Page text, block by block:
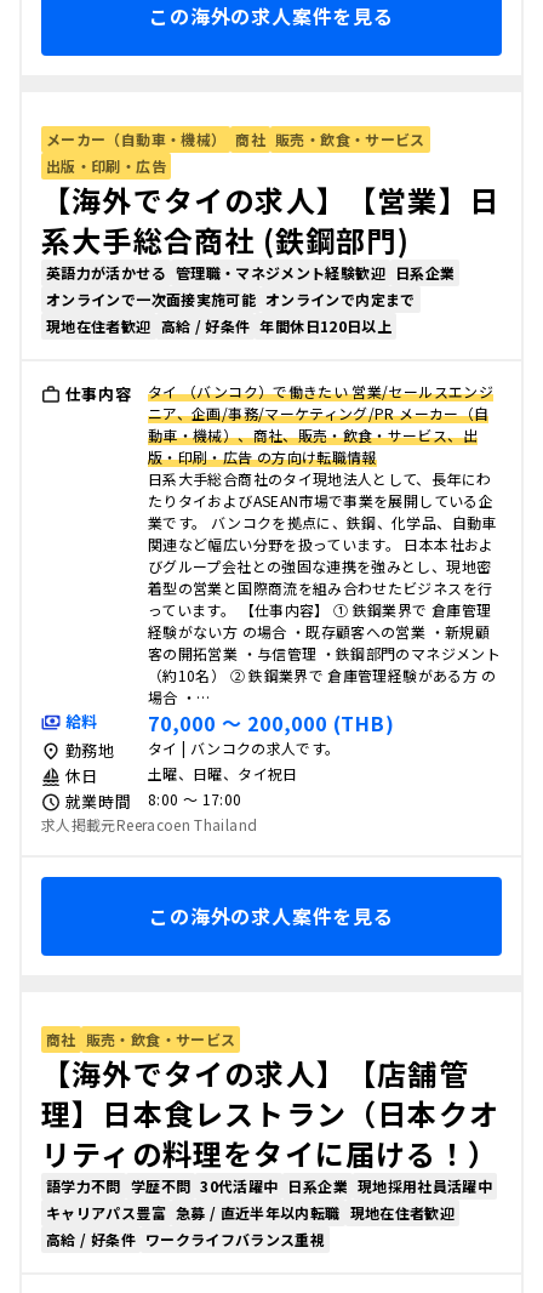
この海外の求人案件を見る
メーカー（自動車・機械） 商社 販売・飲食・サービス
出版・印刷・広告
【海外でタイの求人】【営業】日
系大手総合商社 (鉄鋼部門)
英語力が活かせる 管理職・マネジメント経験歓迎 日系企業
オンラインで一次面接実施可能 オンラインで内定まで
現地在住者歓迎 高給 / 好条件 年間休日120日以上
仕事内容
タイ （バンコク）で働きたい 営業/セールスエンジ
ニア、企画/事務/マーケティング/PR メーカー（自
動車・機械）、商社、販売・飲食・サービス、出
版・印刷・広告 の方向け転職情報
日系大手総合商社のタイ現地法人として、長年にわ
たりタイおよびASEAN市場で事業を展開している企
業です。 バンコクを拠点に、鉄鋼、化学品、自動車
関連など幅広い分野を扱っています。 日本本社およ
びグループ会社との強固な連携を強みとし、現地密
着型の営業と国際商流を組み合わせたビジネスを行
っています。 【仕事内容】 ① 鉄鋼業界で 倉庫管理
経験がない方 の場合 ・既存顧客への営業 ・新規顧
客の開拓営業 ・与信管理 ・鉄鋼部門のマネジメント
（約10名） ② 鉄鋼業界で 倉庫管理経験がある方 の
場合 ・…
給料 70,000 〜 200,000 (THB)
勤務地 タイ | バンコクの求人です。
休日 土曜、日曜、タイ祝日
就業時間
8:00 〜 17:00
求人掲載元Reeracoen Thailand
この海外の求人案件を見る
商社 販売・飲食・サービス
【海外でタイの求人】【店舗管
理】日本食レストラン（日本クオ
リティの料理をタイに届ける！）
語学力不問 学歴不問 30代活躍中 日系企業 現地採用社員活躍中
キャリアパス豊富 急募 / 直近半年以内転職 現地在住者歓迎
高給 / 好条件 ワークライフバランス重視